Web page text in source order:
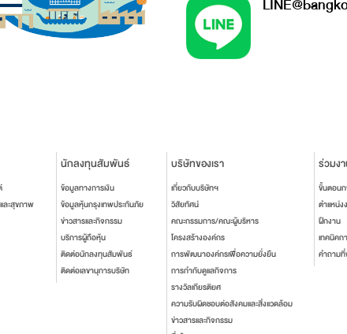
ละสุขภาพ
นักลงทุนสัมพันธ์
ข้อมูลทางการเงิน
ข้อมูลหุ้นกรุงเทพประกันภัย
ข่าวสารและกิจกรรม
บริการผู้ถือหุ้น
ติดต่อนักลงทุนสัมพันธ์
ติดต่อเลขานุการบริษัท
บริษัทของเรา
เกี่ยวกับบริษัทฯ
วิสัยทัศน์
คณะกรรมการ/คณะผู้บริหาร
โครงสร้างองค์กร
การพัฒนาองค์กรเพื่อความยั่งยืน
การกำกับดูแลกิจการ
รางวัลเกียรติยศ
ความรับผิดชอบต่อสังคมและสิ่งแวดล้อม
ข่าวสารและกิจกรรม
ร่วมง
ขั้นตอน
ตำแหน่ง
ฝึกงาน
เทคนิคก
คำถาม